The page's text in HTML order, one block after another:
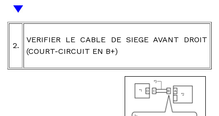
2.
VERIFIER LE CABLE DE SIEGE AVANT DROIT
(COURT-CIRCUIT EN B+)